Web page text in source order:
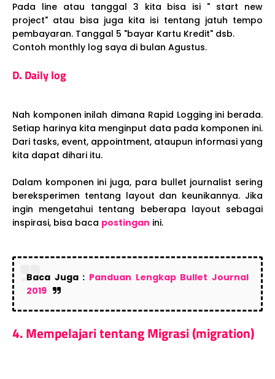
Pada line atau tanggal 3 kita bisa isi " start new
project" atau bisa juga kita isi tentang jatuh tempo
pembayaran. Tanggal 5 "bayar Kartu Kredit" dsb.
Contoh monthly log saya di bulan Agustus.
D. Daily log
Nah komponen inilah dimana Rapid Logging ini berada.
Setiap harinya kita menginput data pada komponen ini.
Dari tasks, event, appointment, ataupun informasi yang
kita dapat dihari itu.
Dalam komponen ini juga, para bullet journalist sering
bereksperimen tentang layout dan keunikannya. Jika
ingin mengetahui tentang beberapa layout sebagai
inspirasi, bisa baca postingan ini.
Baca Juga : Panduan Lengkap Bullet Journal
2019
4. Mempelajari tentang Migrasi (migration)